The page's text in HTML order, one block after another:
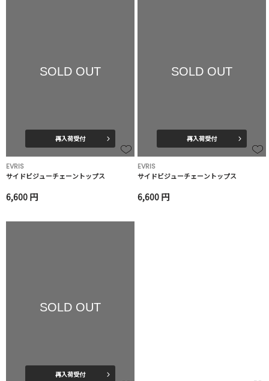
SOLD OUT
再入荷受付
EVRIS
サイドビジューチェーントップス
6,600 円
SOLD OUT
再入荷受付
EVRIS
サイドビジューチェーントップス
6,600 円
SOLD OUT
再入荷受付